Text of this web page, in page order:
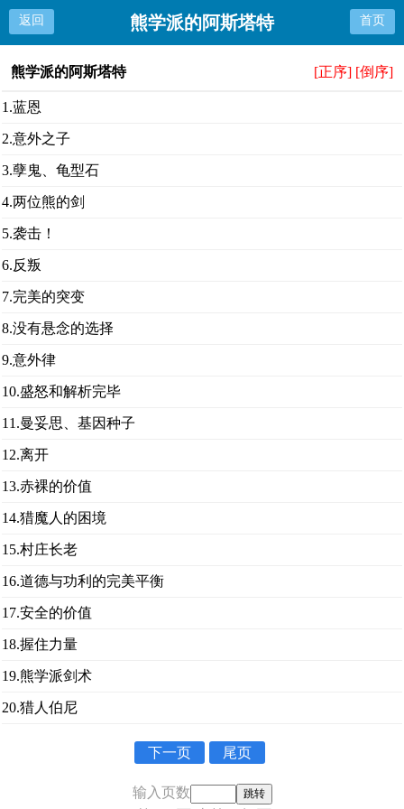
返回 熊学派的阿斯塔特 首页
熊学派的阿斯塔特 [正序] [倒序]
1.蓝恩
2.意外之子
3.孽鬼、龟型石
4.两位熊的剑
5.袭击！
6.反叛
7.完美的突变
8.没有悬念的选择
9.意外律
10.盛怒和解析完毕
11.曼妥思、基因种子
12.离开
13.赤裸的价值
14.猎魔人的困境
15.村庄长老
16.道德与功利的完美平衡
17.安全的价值
18.握住力量
19.熊学派剑术
20.猎人伯尼
下一页 尾页
输入页数